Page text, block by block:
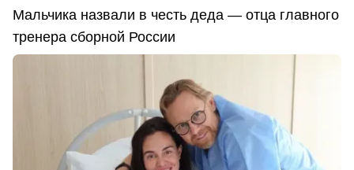
Мальчика назвали в честь деда — отца главного
тренера сборной России